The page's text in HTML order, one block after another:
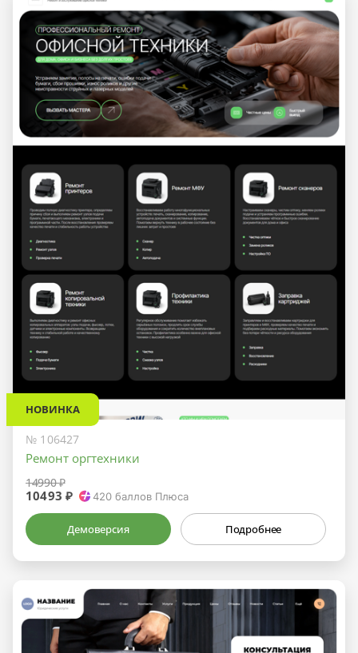
НОВИНКА
№ 106427
Ремонт оргтехники
14990 ₽
10493 ₽ 420 баллов Плюса
Демоверсия Подробнее